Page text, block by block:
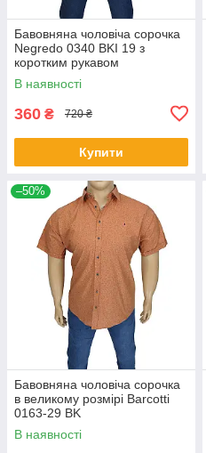
Бавовняна чоловіча сорочка
Negredo 0340 BKI 19 з
коротким рукавом
В наявності
360 ₴ 720 ₴
Купити
–50%
Бавовняна чоловіча сорочка
в великому розмірі Barcotti
0163-29 BK
В наявності